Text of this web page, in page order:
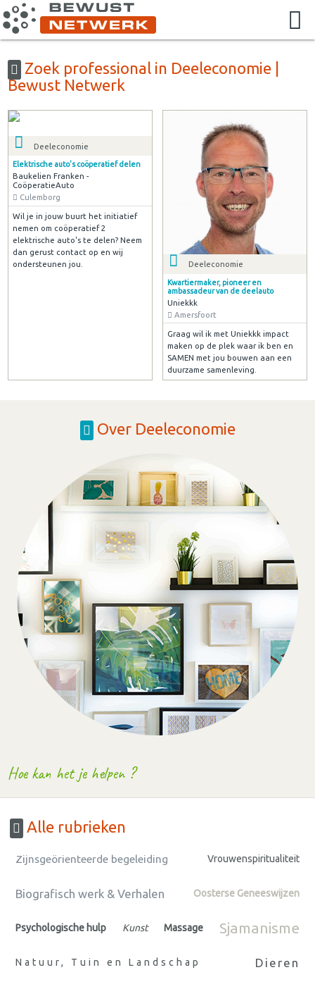
Zoek professional in Deeleconomie |
Bewust Netwerk
Deeleconomie
Elektrische auto's coöperatief delen
Baukelien Franken -
CoöperatieAuto
Culemborg
Wil je in jouw buurt het initiatief
nemen om coöperatief 2
elektrische auto's te delen? Neem
dan gerust contact op en wij
ondersteunen jou.
Deeleconomie
Kwartiermaker, pioneer en
ambassadeur van de deelauto
Uniekkk
Amersfoort
Graag wil ik met Uniekkk impact
maken op de plek waar ik ben en
SAMEN met jou bouwen aan een
duurzame samenleving.
Over Deeleconomie
Hoe kan het je helpen ?
Alle rubrieken
Zijnsgeörienteerde begeleiding Vrouwenspiritualiteit
Biografisch werk & Verhalen Oosterse Geneeswijzen
Psychologische hulp Kunst Massage Sjamanisme
Natuur, Tuin en Landschap Dieren